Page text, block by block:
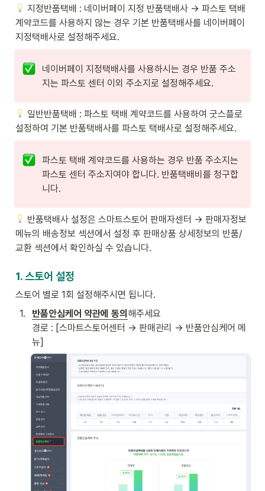
지정반품택배 : 네이버페이 지정 반품택배사 → 파스토 택배
계약코드를 사용하지 않는 경우 기본 반품택배사를 네이버페이
지정택배사로 설정해주세요.
네이버페이 지정택배사를 사용하시는 경우 반품 주소
지는 파스토 센터 이외 주소지로 설정해주세요.
일반반품택배 : 파스토 택배 계약코드를 사용하여 굿스플로
설정하여 기본 반품택배사를 파스토 택배사로 설정해주세요.
파스토 택배 계약코드를 사용하는 경우 반품 주소지는
파스토 센터 주소지여야 합니다. 반품택배비를 청구합
니다.
반품택배사 설정은 스마트스토어 판매자센터 → 판매자정보
메뉴의 배송정보 섹션에서 설정 후 판매상품 상세정보의 반품/
교환 섹션에서 확인하실 수 있습니다.
1. 스토어 설정
스토어 별로 1회 설정해주시면 됩니다.
1. 반품안심케어 약관에 동의 해주세요
경로 : [스마트스토어센터 → 판매관리 → 반품안심케어 메
뉴]